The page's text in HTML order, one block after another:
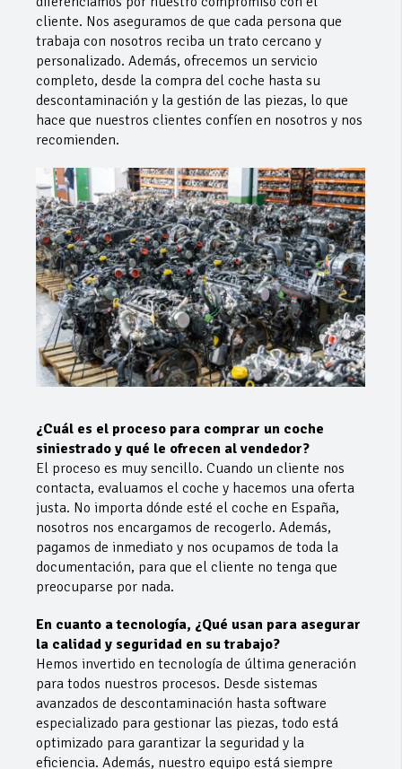
cliente. Nos aseguramos de que cada persona que
trabaja con nosotros reciba un trato cercano y
personalizado. Además, ofrecemos un servicio
completo, desde la compra del coche hasta su
descontaminación y la gestión de las piezas, lo que
hace que nuestros clientes confíen en nosotros y nos
recomienden.
¿Cuál es el proceso para comprar un coche
siniestrado y qué le ofrecen al vendedor?
El proceso es muy sencillo. Cuando un cliente nos
contacta, evaluamos el coche y hacemos una oferta
justa. No importa dónde esté el coche en España,
nosotros nos encargamos de recogerlo. Además,
pagamos de inmediato y nos ocupamos de toda la
documentación, para que el cliente no tenga que
preocuparse por nada.
En cuanto a tecnología, ¿Qué usan para asegurar
la calidad y seguridad en su trabajo?
Hemos invertido en tecnología de última generación
para todos nuestros procesos. Desde sistemas
avanzados de descontaminación hasta software
especializado para gestionar las piezas, todo está
optimizado para garantizar la seguridad y la
eficiencia. Además, nuestro equipo está siempre